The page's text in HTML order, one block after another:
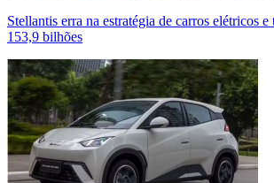
Stellantis erra na estratégia de carros elétricos
153,9 bilhões